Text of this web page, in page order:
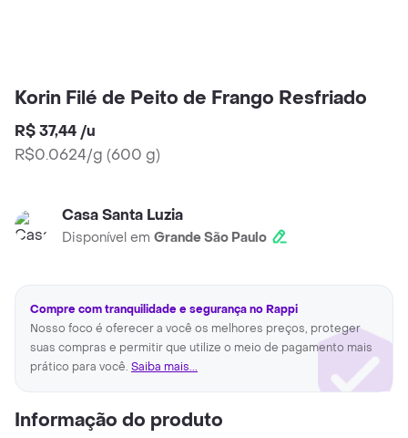
Korin Filé de Peito de Frango Resfriado
R$ 37,44 /u
R$0.0624/g (600 g)
Casa Santa Luzia
Disponível em Grande São Paulo
Compre com tranquilidade e segurança no Rappi
Nosso foco é oferecer a você os melhores preços, proteger
suas compras e permitir que utilize o meio de pagamento mais
prático para você. Saiba mais...
Informação do produto